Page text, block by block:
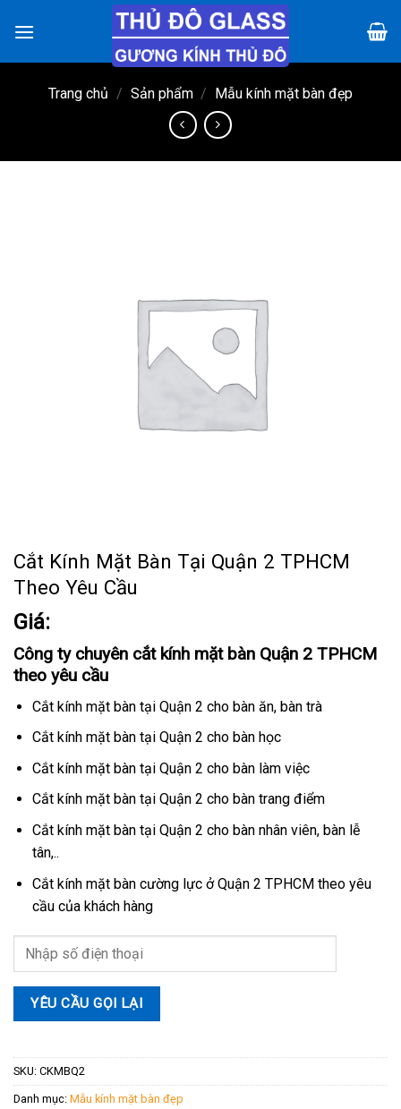
đến
Trang chủ / Sản phẩm / Mẫu kính mặt bàn đẹp
Cắt Kính Mặt Bàn Tại Quận 2 TPHCM
Theo Yêu Cầu
Giá:
Công ty chuyên cắt kính mặt bàn Quận 2 TPHCM
theo yêu cầu
Cắt kính mặt bàn tại Quận 2 cho bàn ăn, bàn trà
Cắt kính mặt bàn tại Quận 2 cho bàn học
Cắt kính mặt bàn tại Quận 2 cho bàn làm việc
Cắt kính mặt bàn tại Quận 2 cho bàn trang điểm
Cắt kính mặt bàn tại Quận 2 cho bàn nhân viên, bàn lễ
tân,..
Cắt kính mặt bàn cường lực ở Quận 2 TPHCM theo yêu
cầu của khách hàng
SKU: CKMBQ2
Danh mục: Mẫu kính mặt bàn đẹp